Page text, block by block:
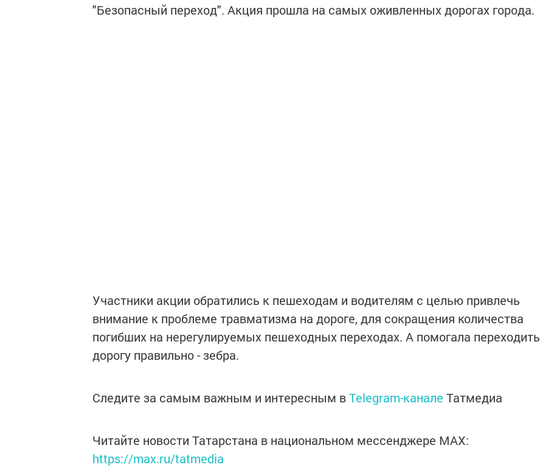
"Безопасный переход". Акция прошла на самых оживленных дорогах города.
Участники акции обратились к пешеходам и водителям с целью привлечь
внимание к проблеме травматизма на дороге, для сокращения количества
погибших на нерегулируемых пешеходных переходах. А помогала переходить
дорогу правильно - зебра.
Следите за самым важным и интересным вTelegram-канале Татмедиа
Читайте новости Татарстана в национальном мессенджере MАХ:
https://max.ru/tatmedia